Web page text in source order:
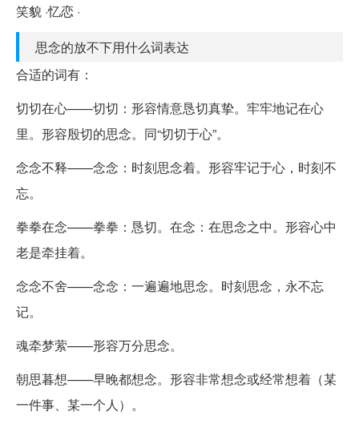
笑貌 ·忆恋 ·
思念的放不下用什么词表达
合适的词有：
切切在心——切切：形容情意恳切真挚。牢牢地记在心
里。形容殷切的思念。同“切切于心”。
念念不释——念念：时刻思念着。形容牢记于心，时刻不
忘。
拳拳在念——拳拳：恳切。在念：在思念之中。形容心中
老是牵挂着。
念念不舍——念念：一遍遍地思念。时刻思念，永不忘
记。
魂牵梦萦——形容万分思念。
朝思暮想——早晚都想念。形容非常想念或经常想着（某
一件事、某一个人）。